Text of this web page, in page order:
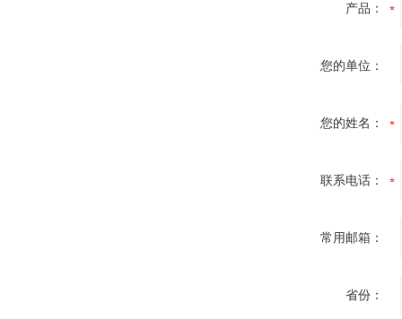
产品：
您的单位：
您的姓名：
联系电话：
常用邮箱：
省份：